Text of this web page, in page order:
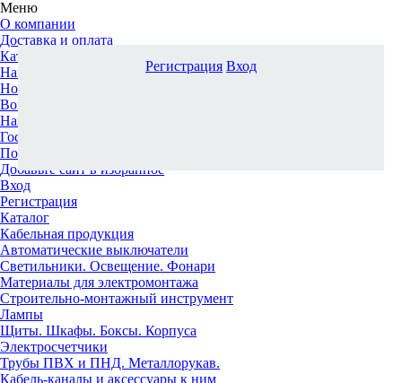
Меню
О компании
Доставка и оплата
Каталог
Наши офисы
Новости и новинки
Вопрос-ответ
Наша команда
Гос. заказчикам
Поставщикам
Добавьте сайт в избранное
Вход
Регистрация
Каталог
Кабельная продукция
Автоматические выключатели
Светильники. Освещение. Фонари
Материалы для электромонтажа
Строительно-монтажный инструмент
Лампы
Щиты. Шкафы. Боксы. Корпуса
Электросчетчики
Трубы ПВХ и ПНД. Металлорукав.
Кабель-каналы и аксессуары к ним
Регистрация Вход